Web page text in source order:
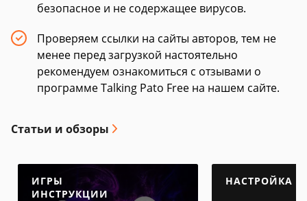
безопасное и не содержащее вирусов.
Проверяем ссылки на сайты авторов, тем не
менее перед загрузкой настоятельно
рекомендуем ознакомиться с отзывами о
программе Talking Pato Free на нашем сайте.
Статьи и обзоры
ИГРЫ
ИНСТРУКЦИИ
НАСТРОЙКА